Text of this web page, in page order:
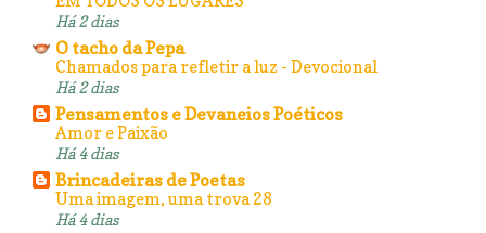
Há 2 dias
O tacho da Pepa
Chamados para refletir a luz - Devocional
Há 2 dias
Pensamentos e Devaneios Poéticos
Amor e Paixão
Há 4 dias
Brincadeiras de Poetas
Uma imagem, uma trova 28
Há 4 dias